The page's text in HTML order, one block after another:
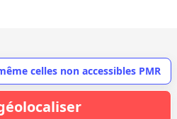
celles non accessibles PMR